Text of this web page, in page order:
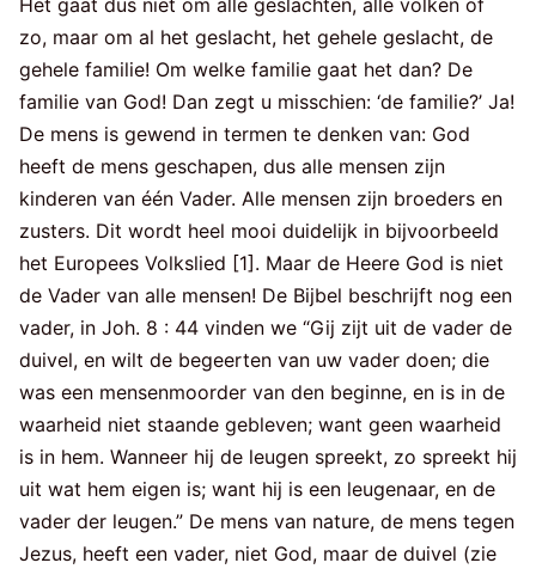
zo, maar om al het geslacht, het gehele geslacht, de
gehele familie! Om welke familie gaat het dan? De
familie van God! Dan zegt u misschien: ‘de familie?’ Ja!
De mens is gewend in termen te denken van: God
heeft de mens geschapen, dus alle mensen zijn
kinderen van één Vader. Alle mensen zijn broeders en
zusters. Dit wordt heel mooi duidelijk in bijvoorbeeld
het Europees Volkslied [1]. Maar de Heere God is niet
de Vader van alle mensen! De Bijbel beschrijft nog een
vader, in Joh. 8 : 44 vinden we “Gij zijt uit de vader de
duivel, en wilt de begeerten van uw vader doen; die
was een mensenmoorder van den beginne, en is in de
waarheid niet staande gebleven; want geen waarheid
is in hem. Wanneer hij de leugen spreekt, zo spreekt hij
uit wat hem eigen is; want hij is een leugenaar, en de
vader der leugen.” De mens van nature, de mens tegen
Jezus, heeft een vader, niet God, maar de duivel (zie